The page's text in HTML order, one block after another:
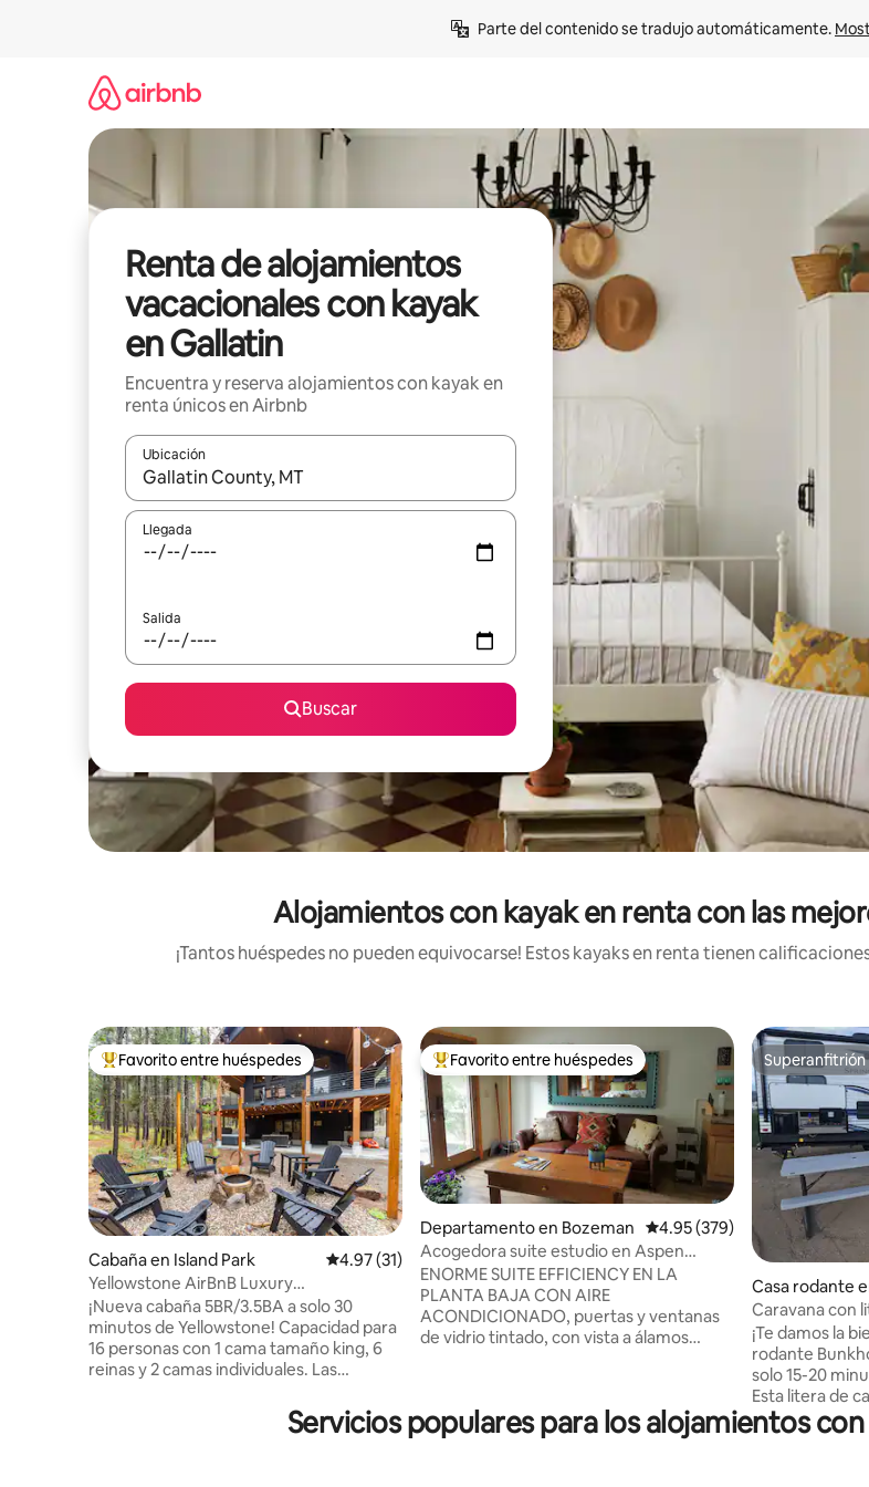
Parte del contenido se tradujo automáticamente.
Renta de alojamientos
vacacionales con kayak
en Gallatin
Encuentra y reserva alojamientos con kayak en
renta únicos en Airbnb
Ubicación
Cuando los resultados estén disponibles, podrás navegar usando las teclas de las flechas hacia
Llegada
Salida
Buscar
Alojamientos con kayak en renta con las
¡Tantos huéspedes no pueden equivocarse! Estos kayaks en renta tienen
De los mejores en Favorito entre huéspedes
Favorito entre huéspedes
Cabaña en Island Park Calificación promedio: 4.97 de 5; 31 evaluaciones
4.97 (31)
Yellowstone AirBnB Luxury
HotTub+GameRoom
¡Nueva cabaña 5BR/3.5BA a solo 30
minutos de Yellowstone! Capacidad para
16 personas con 1 cama tamaño king, 6
reinas y 2 camas individuales. Las
juegos con mesa de billar, pop-a-shot y
sala de juegos, una bañera de
De los mejores en Favorito entre huéspedes
Favorito entre huéspedes
Departamento en Bozeman Calificación promedio: 4.95
4.95 (379)
Acogedora suite estudio en Aspen
Grove. Artística/eclectica.
ENORME SUITE EFFICIENCY EN LA
PLANTA BAJA CON AIRE
ACONDICIONADO, puertas y ventanas
de vidrio tintado, con vista a álamos
te acurrucas en la cama tamaño king.
Lavadora, secadora y baño privado.
Superanfitrión
Superanfitrión
Casa rodante
Caravana con
Lake
¡Te damos la
rodante
solo 15-20
Esta litera de
un terreno
servicios
Servicios populares para los alojamientos